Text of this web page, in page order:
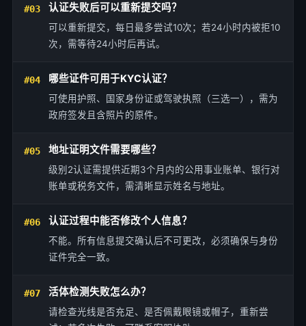
#03 认证失败后可以重新提交吗？
可以重新提交，每日最多尝试10次；若24小时内被拒10
次，需等待24小时后再试。
#04 哪些证件可用于KYC认证？
可使用护照、国家身份证或驾驶执照（三选一），需为
政府签发且含照片的原件。
#05 地址证明文件需要哪些？
级别2认证需提供近期3个月内的公用事业账单、银行对
账单或税务文件，需清晰显示姓名与地址。
#06 认证过程中能否修改个人信息？
不能。所有信息提交确认后不可更改，必须确保与身份
证件完全一致。
#07 活体检测失败怎么办？
请检查光线是否充足、是否佩戴眼镜或帽子，重新尝